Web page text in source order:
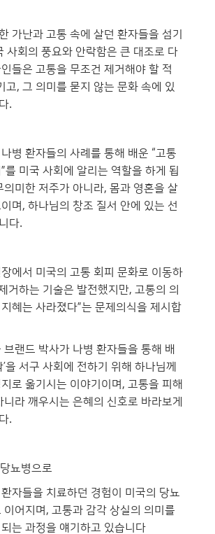
가난과 고통 속에 살던 환자들을 섬기
사회의 풍요와 안락함은 큰 대조로 다
들은 고통을 무조건 제거해야 할 적
고, 그 의미를 묻지 않는 문화 속에 있
.
병 환자들의 사례를 통해 배운 “고통
를 미국 사회에 알리는 역할을 하게 됩
의미한 저주가 아니라, 몸과 영혼을 살
며, 하나님의 창조 질서 안에 있는 선
다.
에서 미국의 고통 회피 문화로 이동하
거하는 기술은 발전했지만, 고통의 의
혜는 사라졌다”는 문제의식을 제시합
브랜드 박사가 나병 환자들을 통해 배
’을 서구 사회에 전하기 위해 하나님께
로 옮기시는 이야기이며, 고통을 피해
니라 깨우시는 은혜의 신호로 바라보게
.
뇨병으로
자들을 치료하던 경험이 미국의 당뇨
이어지며, 고통과 감각 상실의 의미를
는 과정을 얘기하고 있습니다